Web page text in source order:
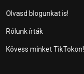
Olvasd blogunkat is!
Rólunk írták
Kövess minket TikTokon!